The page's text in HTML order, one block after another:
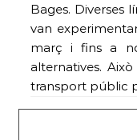
Bages. Diverses
van
març i fins a
alternatives.
transport públic